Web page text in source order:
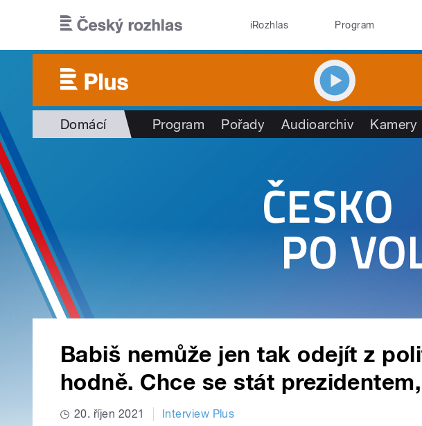
iRozhlas Program
Domácí Program Pořady Audioarchiv Kamery
Babiš nemůže jen tak odejít z
hodně. Chce se stát
20. říjen 2021 Interview Plus